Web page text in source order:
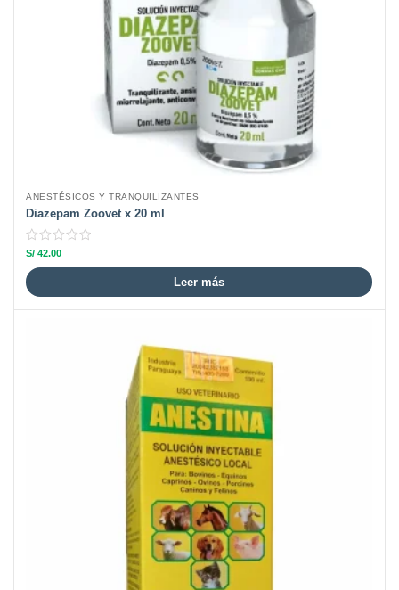
ANESTÉSICOS Y TRANQUILIZANTES
Diazepam Zoovet x 20 ml
S/ 42.00
Leer más